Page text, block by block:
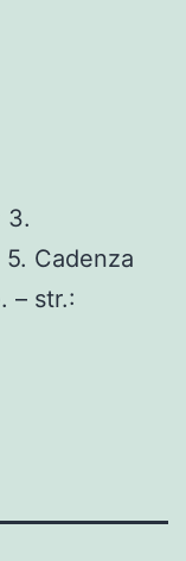
3.
Cadenza
– str.: